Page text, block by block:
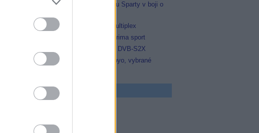
Prima sport odvysílá i odvetu Sparty v boji o
Operátor Du převzal další multiplex
Antik TV potvrdil zařazení Prima sport
Televisa Networks přešla na DVB-S2X
Niké liga opět komplet na Voyo, vybrané
TV program
20:05 Zázraky přírody